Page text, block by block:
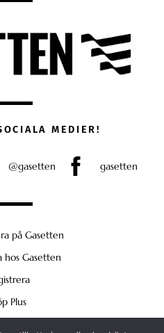
MEDIER!
@gasetten gasetten
på Gasetten
hos Gasetten
Plus